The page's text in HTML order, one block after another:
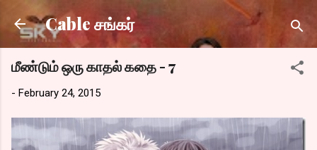
Skip to main content
Cable சங்கர்
மீண்டும் ஒரு காதல் கதை - 7
- February 24, 2015